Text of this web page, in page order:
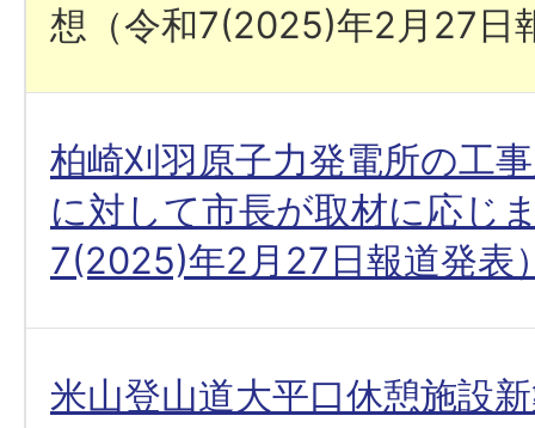
想（令和7(2025)年2月27日
柏崎刈羽原子力発電所の工
に対して市長が取材に応じ
7(2025)年2月27日報道発表
米山登山道大平口休憩施設